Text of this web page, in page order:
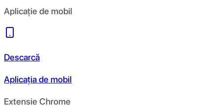
Aplicație de mobil
Descarcă
Aplicația de mobil
Extensie Chrome